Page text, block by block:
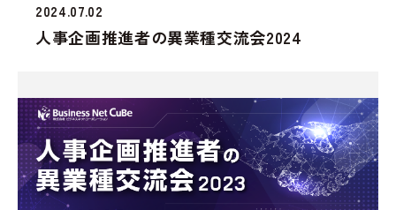
2024.07.02
人事企画推進者の異業種交流会2024